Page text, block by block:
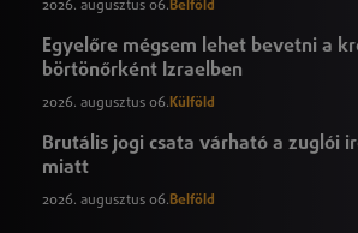
2026. augusztus 06.Belföld
Egyelőre mégsem lehet bevetni a
börtönőrként Izraelben
2026. augusztus 06. Külföld
Brutális jogi csata várható a zuglói
miatt
2026. augusztus 06.Belföld